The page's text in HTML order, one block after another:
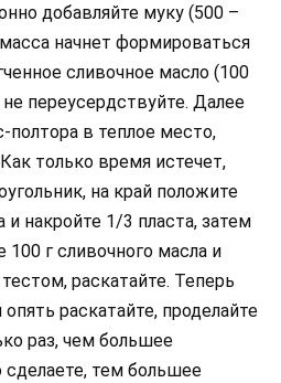
добавляйте муку (500 –
начнет формироваться
сливочное масло (100
переусердствуйте. Далее
полтора в теплое место,
только время истечет,
на край положите
и накройте 1/3 пласта, затем
100 г сливочного масла и
раскатайте. Теперь
раскатайте, проделайте
раз, чем большее
сделаете, тем большее